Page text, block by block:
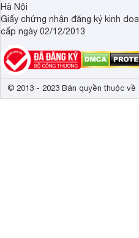
Hà Nội
Giấy chứng nhận đăng ký kinh
cấp ngày 02/12/2013
© 2013 - 2023 Bản quyền thuộc về